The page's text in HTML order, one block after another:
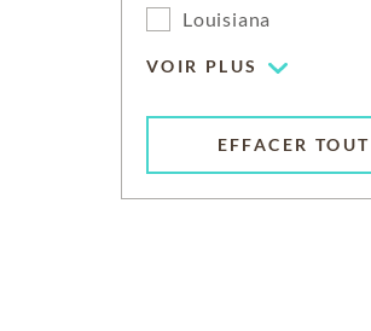
Louisiana
VOIR PLUS
EFFACER TOUT